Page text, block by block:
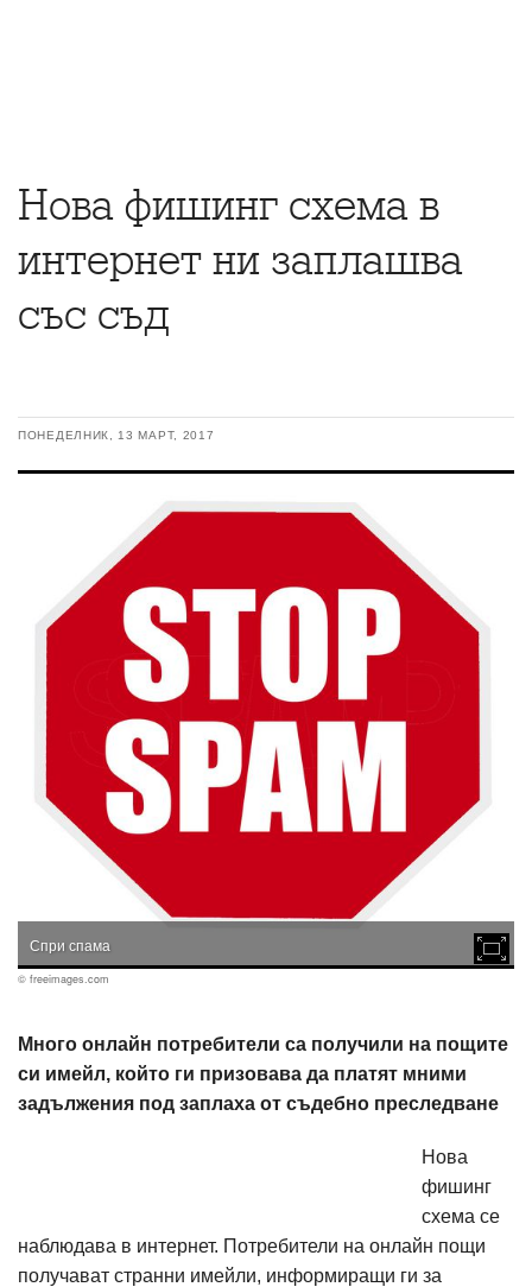
Нова фишинг схема в
интернет ни заплашва
със съд
ПОНЕДЕЛНИК, 13 МАРТ, 2017
Спри спама
© freeimages.com
Много онлайн потребители са получили на пощите
си имейл, който ги призовава да платят мними
задължения под заплаха от съдебно преследване
Нова
фишинг
схема се
наблюдава в интернет. Потребители на онлайн пощи
получават странни имейли, информиращи ги за